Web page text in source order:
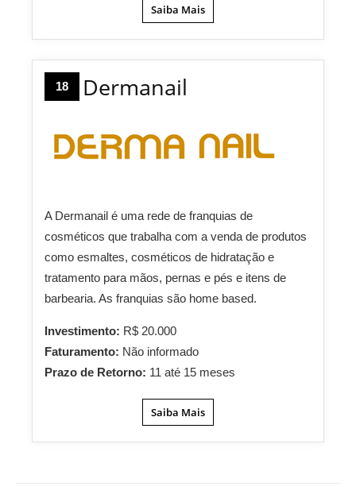
Saiba Mais
18 Dermanail
A Dermanail é uma rede de franquias de
cosméticos que trabalha com a venda de produtos
como esmaltes, cosméticos de hidratação e
tratamento para mãos, pernas e pés e itens de
barbearia. As franquias são home based.
Investimento: R$ 20.000
Faturamento: Não informado
Prazo de Retorno: 11 até 15 meses
Saiba Mais